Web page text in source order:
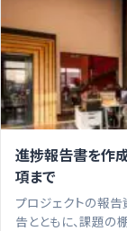
進捗報告書を作
項まで
プロジェクトの報
告とともに、課題の